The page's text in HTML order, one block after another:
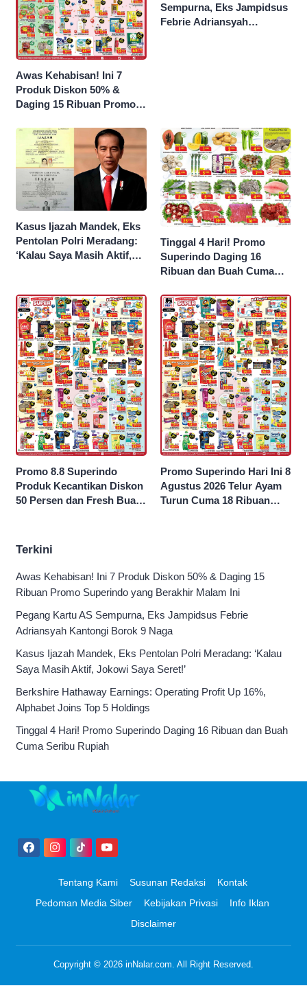
Awas Kehabisan! Ini 7
Produk Diskon 50% &
Daging 15 Ribuan Promo
Malam Ini
Sempurna, Eks Jampidsus
Febrie Adriansyah
Kasus Ijazah Mandek, Eks
Pentolan Polri Meradang:
‘Kalau Saya Masih Aktif,
Tinggal 4 Hari! Promo
Superindo Daging 16
Ribuan dan Buah Cuma
Promo 8.8 Superindo
Produk Kecantikan Diskon
50 Persen dan Fresh Buah
Promo Superindo Hari Ini 8
Agustus 2026 Telur Ayam
Turun Cuma 18 Ribuan
Terkini
Awas Kehabisan! Ini 7 Produk Diskon 50% & Daging 15
Ribuan Promo Superindo yang Berakhir Malam Ini
Pegang Kartu AS Sempurna, Eks Jampidsus Febrie
Adriansyah Kantongi Borok 9 Naga
Kasus Ijazah Mandek, Eks Pentolan Polri Meradang: ‘Kalau
Saya Masih Aktif, Jokowi Saya Seret!’
Berkshire Hathaway Earnings: Operating Profit Up 16%,
Alphabet Joins Top 5 Holdings
Tinggal 4 Hari! Promo Superindo Daging 16 Ribuan dan Buah
Cuma Seribu Rupiah
Tentang Kami Susunan Redaksi
Kontak
Pedoman Media Siber
Kebijakan Privasi
Info Iklan
Disclaimer
Copyright © 2026 inNalar.com. All Right Reserved.